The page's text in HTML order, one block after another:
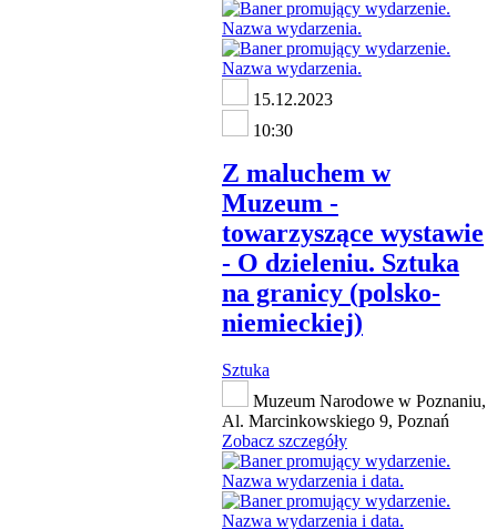
15.12.2023
10:30
Z maluchem w
Muzeum -
towarzyszące wystawie
- O dzieleniu. Sztuka
na granicy (polsko-
niemieckiej)
Sztuka
Muzeum Narodowe w Poznaniu,
Al. Marcinkowskiego 9, Poznań
Zobacz szczegóły